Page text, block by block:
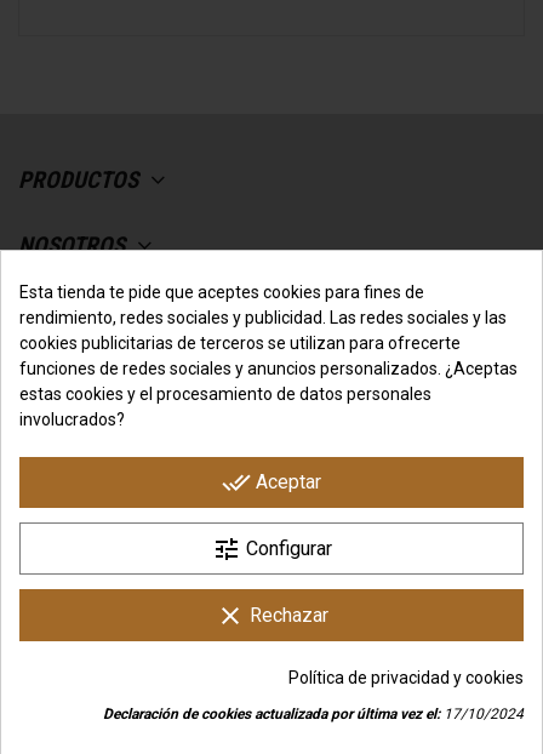
PRODUCTOS
NOSOTROS
SU CUENTA
CONTACTO CON NOSOTROS
Copyright © IO.Genix Nutrition - Tienda Online Desarrollada
por3COM Marketing
Esta tienda te pide que aceptes cookies para fines de
rendimiento, redes sociales y publicidad. Las redes sociales y las
cookies publicitarias de terceros se utilizan para ofrecerte
funciones de redes sociales y anuncios personalizados. ¿Aceptas
estas cookies y el procesamiento de datos personales
involucrados?
done_all Aceptar
tune Configurar
clear Rechazar
Política de privacidad y cookies
Declaración de cookies actualizada por última vez el:17/10/2024